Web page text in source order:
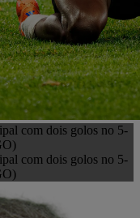
com dois golos no 5-
com dois golos no 5-